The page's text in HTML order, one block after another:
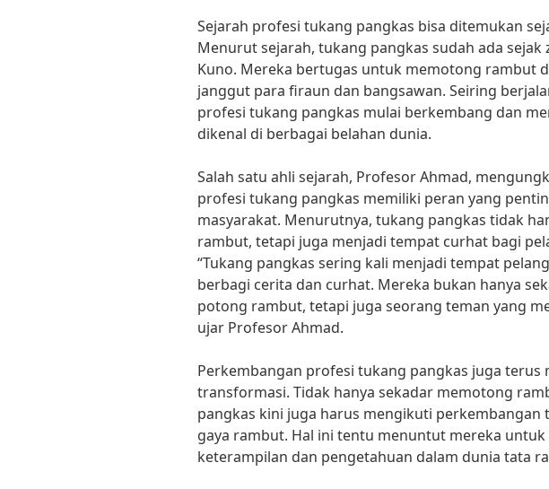
Sejarah profesi tukang pangkas bisa ditemukan
Menurut sejarah, tukang pangkas sudah ada sejak
Kuno. Mereka bertugas untuk memotong rambut
janggut para firaun dan bangsawan. Seiring
profesi tukang pangkas mulai berkembang dan
dikenal di berbagai belahan dunia.
Salah satu ahli sejarah, Profesor Ahmad,
profesi tukang pangkas memiliki peran yang
masyarakat. Menurutnya, tukang pangkas tidak
rambut, tetapi juga menjadi tempat curhat bagi
“Tukang pangkas sering kali menjadi tempat
berbagi cerita dan curhat. Mereka bukan hanya
potong rambut, tetapi juga seorang teman yang
ujar Profesor Ahmad.
Perkembangan profesi tukang pangkas juga terus
transformasi. Tidak hanya sekadar memotong
pangkas kini juga harus mengikuti perkembangan
gaya rambut. Hal ini tentu menuntut mereka
keterampilan dan pengetahuan dalam dunia tata